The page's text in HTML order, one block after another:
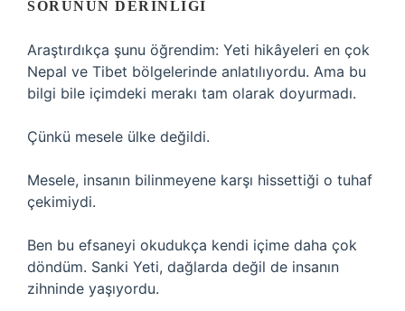
SORUNUN DERINLIĞI
Araştırdıkça şunu öğrendim: Yeti hikâyeleri en çok
Nepal ve Tibet bölgelerinde anlatılıyordu. Ama bu
bilgi bile içimdeki merakı tam olarak doyurmadı.
Çünkü mesele ülke değildi.
Mesele, insanın bilinmeyene karşı hissettiği o tuhaf
çekimiydi.
Ben bu efsaneyi okudukça kendi içime daha çok
döndüm. Sanki Yeti, dağlarda değil de insanın
zihninde yaşıyordu.